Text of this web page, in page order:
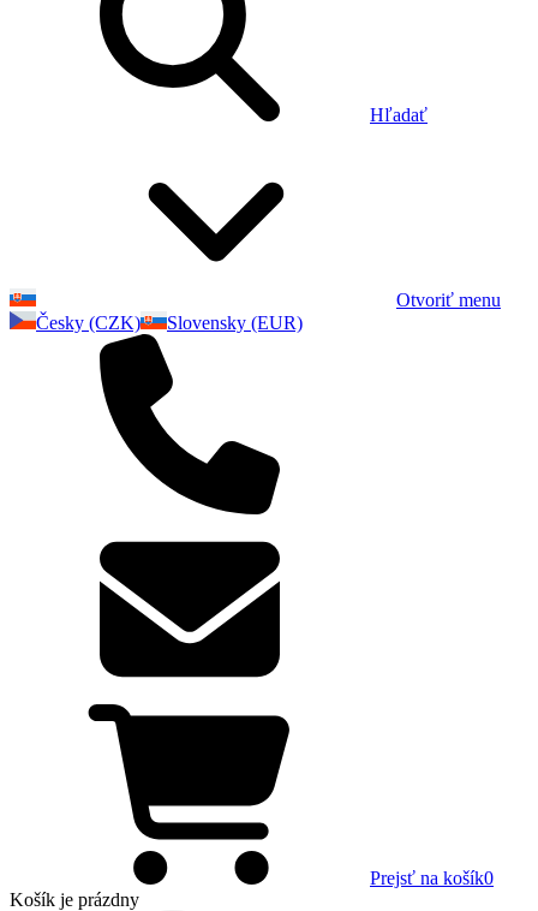
Hľadať
Otvoriť menu
Česky (CZK)
Slovensky (EUR)
Prejsť na košík0
Košík je prázdny